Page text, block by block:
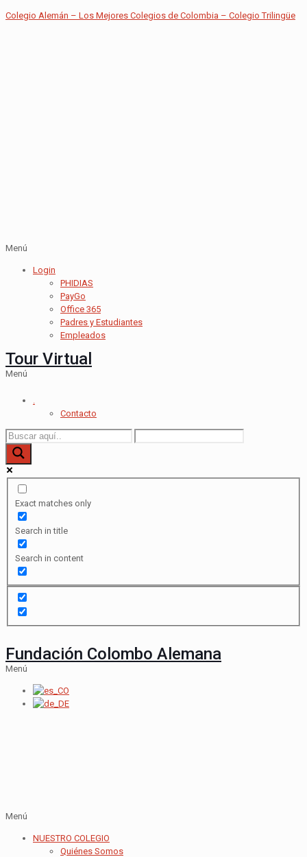
Colegio Alemán – Los Mejores Colegios de Colombia – Colegio Trilingüe
Menú
Login
PHIDIAS
PayGo
Office 365
Padres y Estudiantes
Empleados
Tour Virtual
Menú
.
Contacto
Exact matches only
Search in title
Search in content
Fundación Colombo Alemana
Menú
Menú
NUESTRO COLEGIO
Quiénes Somos